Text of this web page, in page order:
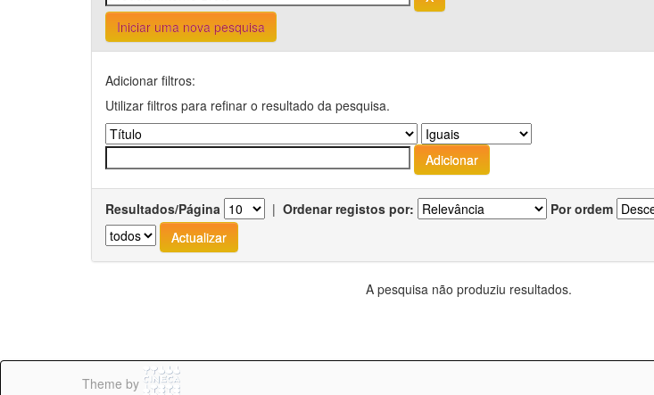
Iniciar uma nova pesquisa
Adicionar filtros:
Utilizar filtros para refinar o resultado da pesquisa.
Resultados/Página | Ordenar registos por: Por ordem
A pesquisa não produziu resultados.
Theme by